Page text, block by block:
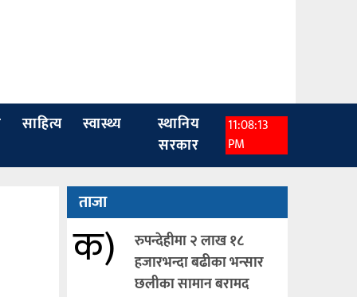
साहित्य स्वास्थ्य
स्थानिय
सरकार
11:08:15
PM
ताजा
क)
रुपन्देहीमा २ लाख १८
हजारभन्दा बढीका भन्सार
छलीका सामान बरामद